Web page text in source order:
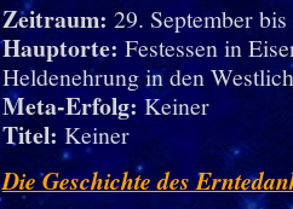
Zeitraum: 29. September
Hauptorte: Festessen in
Heldenehrung in den
Meta-Erfolg: Keiner
Titel: Keiner
Die Geschichte des